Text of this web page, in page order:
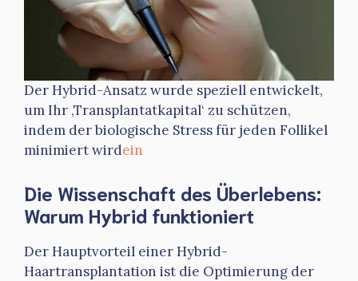
Der Hybrid-Ansatz wurde speziell entwickelt,
um Ihr ‚Transplantatkapital‘ zu schützen,
indem der biologische Stress für jeden Follikel
minimiert wirdein
Die Wissenschaft des Überlebens:
Warum Hybrid funktioniert
Der Hauptvorteil einer Hybrid-
Haartransplantation ist die Optimierung der